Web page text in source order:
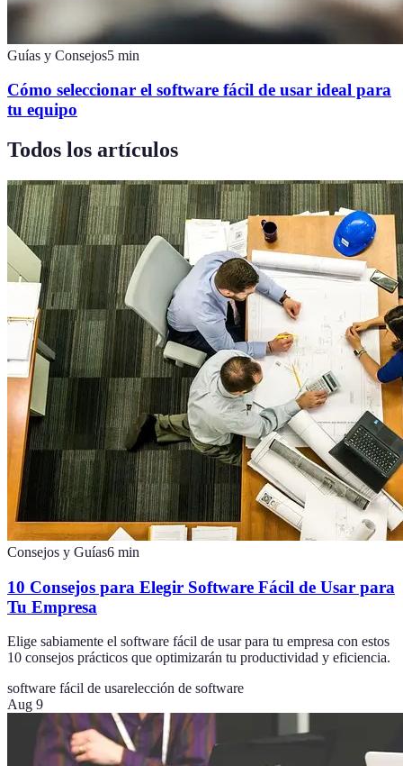
Guías y Consejos5 min
Cómo seleccionar el software fácil de usar ideal para
tu equipo
Todos los artículos
Consejos y Guías6 min
10 Consejos para Elegir Software Fácil de Usar para
Tu Empresa
Elige sabiamente el software fácil de usar para tu empresa con estos
10 consejos prácticos que optimizarán tu productividad y eficiencia.
software fácil de usarelección de software
Aug 9